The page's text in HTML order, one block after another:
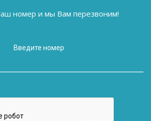
номер и мы Вам перезвоним!